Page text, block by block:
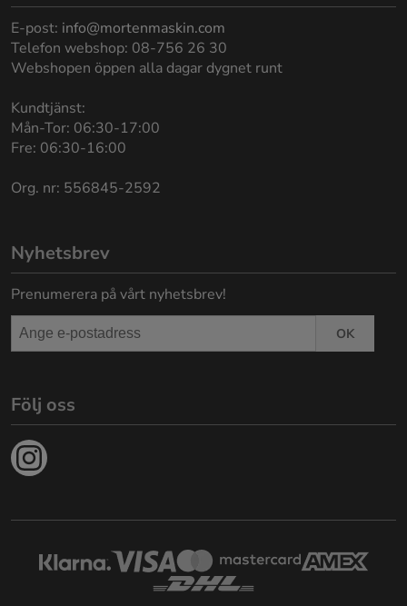
E-post: info@mortenmaskin.com
Telefon webshop: 08-756 26 30
Webshopen öppen alla dagar dygnet runt
Kundtjänst:
Mån-Tor: 06:30-17:00
Fre: 06:30-16:00
Org. nr: 556845-2592
Nyhetsbrev
Prenumerera på vårt nyhetsbrev!
OK
Följ oss